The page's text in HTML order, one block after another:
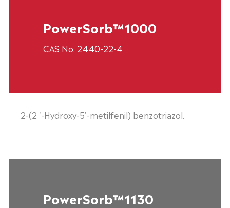
PowerSorb™1000
CAS No. 2440-22-4
2-(2 '-Hydroxy-5'-metilfenil) benzotriazol.
PowerSorb™1130